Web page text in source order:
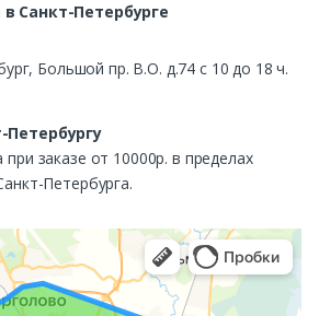
в Санкт-Петербурге
Большой пр. В.О. д.74 с 10 до 18 ч.
Петербургу
при заказе от 10000р. в пределах
Петербурга.